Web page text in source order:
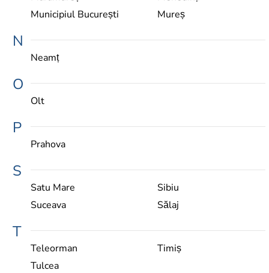
Municipiul București
Mureș
N
Neamț
O
Olt
P
Prahova
S
Satu Mare
Sibiu
Suceava
Sălaj
T
Teleorman
Timiș
Tulcea